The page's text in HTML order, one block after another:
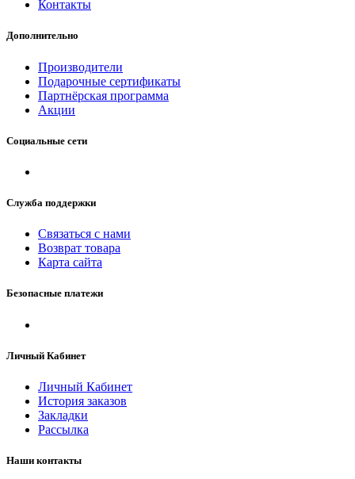
Контакты
Дополнительно
Производители
Подарочные сертификаты
Партнёрская программа
Акции
Социальные сети
Служба поддержки
Связаться с нами
Возврат товара
Карта сайта
Безопасные платежи
Личный Кабинет
Личный Кабинет
История заказов
Закладки
Рассылка
Наши контакты